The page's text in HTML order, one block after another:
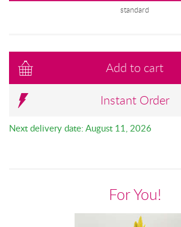
standard
Add to cart
Instant Order
Next delivery date: August 11, 2026
For You!